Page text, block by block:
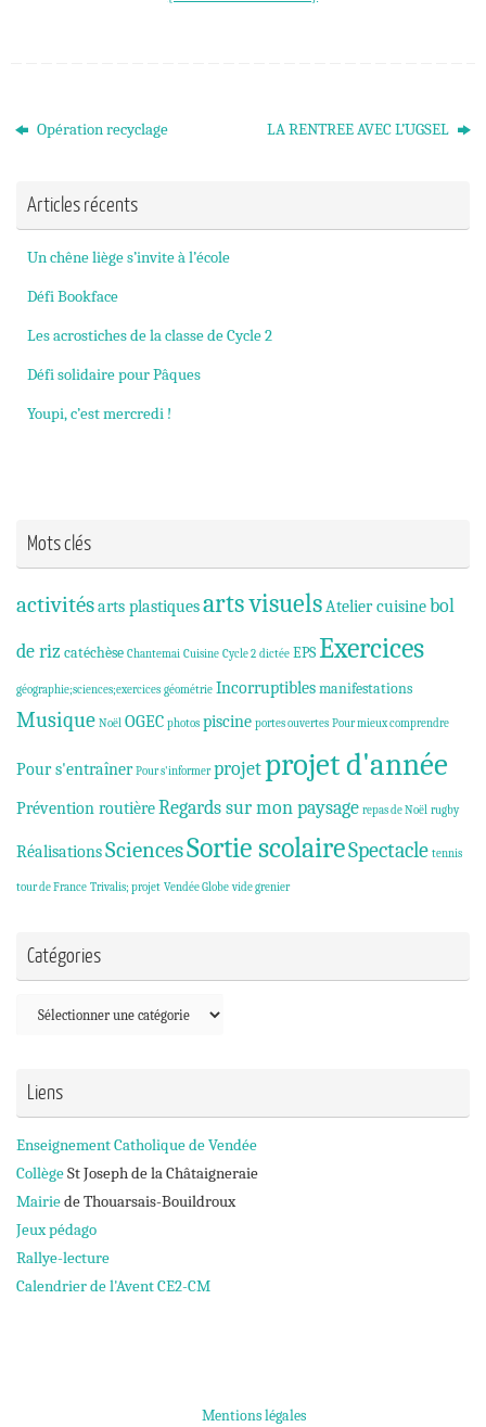
Opération recyclage LA RENTREE AVEC L’UGSEL
Articles récents
Un chêne liège s’invite à l’école
Défi Bookface
Les acrostiches de la classe de Cycle 2
Défi solidaire pour Pâques
Youpi, c’est mercredi !
Mots clés
activitésarts plastiquesarts visuelsAtelier cuisinebol
de riz catéchèse Chantemai Cuisine Cycle 2 dictée EPSExercices
géographie;sciences;exercices géométrie Incorruptiblesmanifestations
Musique Noël OGEC photos piscine portes ouvertes Pour mieux comprendre
Pour s'entraîner Pour s'informer projetprojet d'année
Prévention routièreRegards sur mon paysage repas de Noël rugby
RéalisationsSciencesSortie scolaireSpectacle tennis
tour de France Trivalis; projet Vendée Globe vide grenier
Catégories
Catégories
Liens
Enseignement Catholique de Vendée
CollègeSt Joseph de la Châtaigneraie
Mairiede Thouarsais-Bouildroux
Jeux pédago
Rallye-lecture
Calendrier de l'Avent CE2-CM
Mentions légales